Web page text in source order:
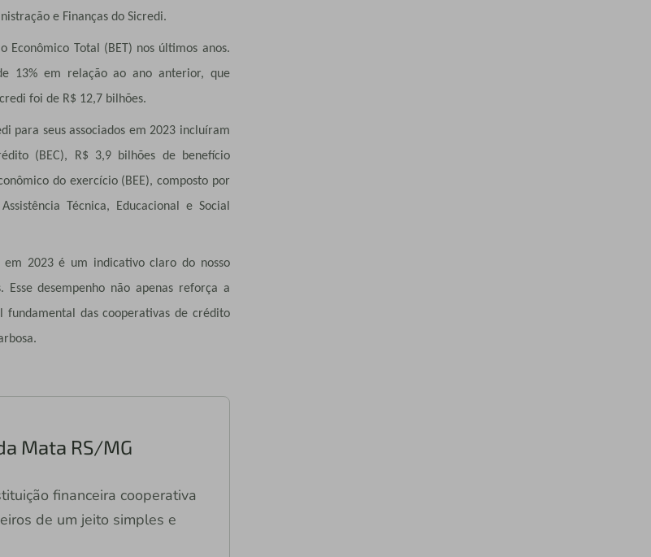
e Finanças do Sicredi.
Total (BET) nos últimos anos.
13% em relação ao ano anterior, que
foi de R$ 12,7 bilhões.
para seus associados em 2023 incluíram
(BEC), R$ 3,9 bilhões de benefício
do exercício (BEE), composto por
Técnica, Educacional e Social
em 2023 é um indicativo claro do nosso
desempenho não apenas reforça a
das cooperativas de crédito
Mata RS/MG
financeira cooperativa
de um jeito simples e